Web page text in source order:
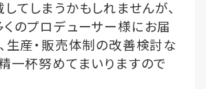
てしまうかもしれませんが、
のプロデューサー様にお届
生産・販売体制の改善検討な
一杯努めてまいりますので